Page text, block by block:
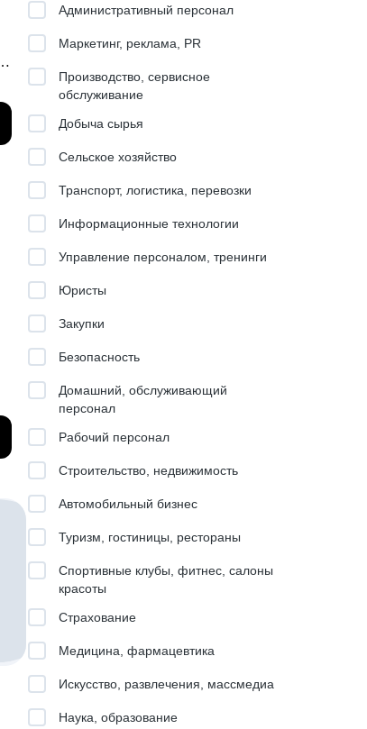
Административный персонал
Маркетинг, реклама, PR
Производство, сервисное
обслуживание
Добыча сырья
Сельское хозяйство
Транспорт, логистика, перевозки
Информационные технологии
Управление персоналом, тренинги
Юристы
Закупки
Безопасность
Домашний, обслуживающий
персонал
Рабочий персонал
Строительство, недвижимость
Автомобильный бизнес
Туризм, гостиницы, рестораны
Спортивные клубы, фитнес, салоны
красоты
Страхование
Медицина, фармацевтика
Искусство, развлечения, массмедиа
Наука, образование